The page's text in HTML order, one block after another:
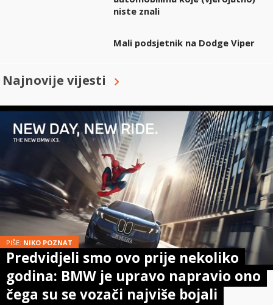
niste znali
Mali podsjetnik na Dodge Viper
Najnovije vijesti
PIŠE: NIKO POZNAT
Predvidjeli smo ovo prije nekoliko
godina: BMW je upravo napravio ono
čega su se vozači najviše bojali